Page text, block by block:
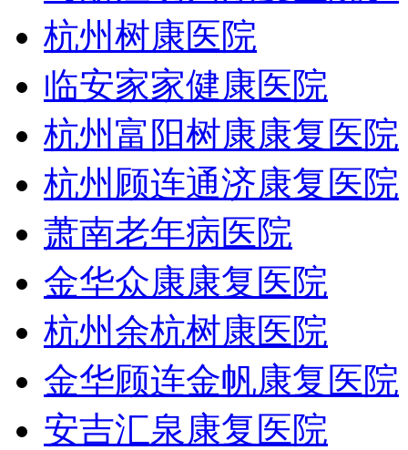
杭州树康医院
临安家家健康医院
杭州富阳树康康复医院
杭州顾连通济康复医院
萧南老年病医院
金华众康康复医院
杭州余杭树康医院
金华顾连金帆康复医院
安吉汇泉康复医院